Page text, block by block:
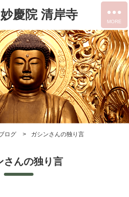
慶院 清岸寺
ログ ガシンさんの独り言
さんの独り言